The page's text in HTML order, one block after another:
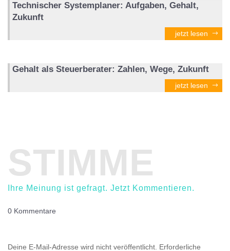
Technischer Systemplaner: Aufgaben, Gehalt,
Zukunft
jetzt lesen
Gehalt als Steuerberater: Zahlen, Wege, Zukunft
jetzt lesen
STIMME
Ihre Meinung ist gefragt. Jetzt Kommentieren.
0 Kommentare
Deine E-Mail-Adresse wird nicht veröffentlicht. Erforderliche